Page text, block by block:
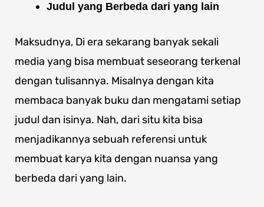
Judul yang Berbeda dari yang lain
Maksudnya, Di era sekarang banyak sekali
media yang bisa membuat seseorang terkenal
dengan tulisannya. Misalnya dengan kita
membaca banyak buku dan mengatami setiap
judul dan isinya. Nah, dari situ kita bisa
menjadikannya sebuah referensi untuk
membuat karya kita dengan nuansa yang
berbeda dari yang lain.